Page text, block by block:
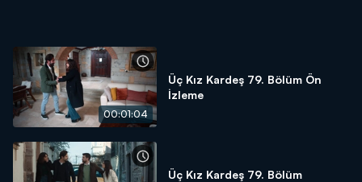
00:01:04
Üç Kız Kardeş 79. Bölüm Ön
İzleme
Üç Kız Kardeş 79. Bölüm